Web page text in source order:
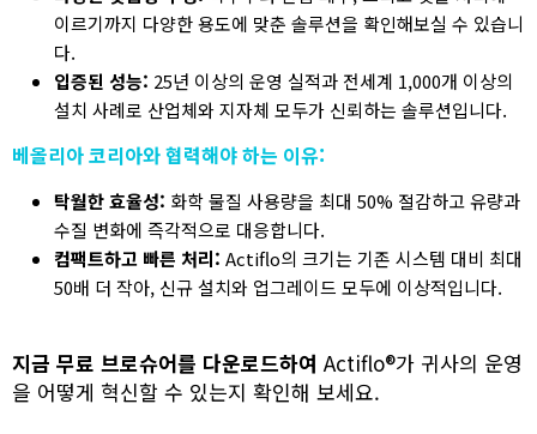
이르기까지 다양한 용도에 맞춘 솔루션을 확인해보실 수 있습니
다.
입증된 성능: 25년 이상의 운영 실적과 전세계 1,000개 이상의
설치 사례로 산업체와 지자체 모두가 신뢰하는 솔루션입니다.
베올리아 코리아와 협력해야 하는 이유:
탁월한 효율성: 화학 물질 사용량을 최대 50% 절감하고 유량과
수질 변화에 즉각적으로 대응합니다.
컴팩트하고 빠른 처리: Actiflo의 크기는 기존 시스템 대비 최대
50배 더 작아, 신규 설치와 업그레이드 모두에 이상적입니다.
지금 무료 브로슈어를 다운로드하여 Actiflo®가 귀사의 운영
을 어떻게 혁신할 수 있는지 확인해 보세요.